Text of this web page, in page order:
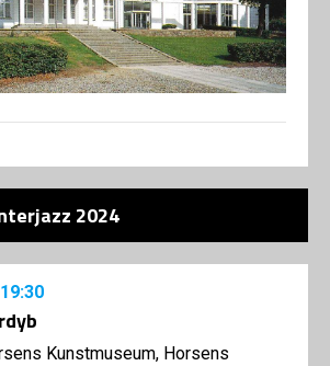
2024
Kunstmuseum, Horsens